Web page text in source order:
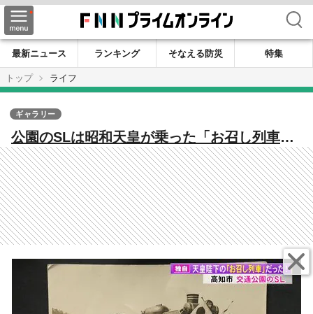
検索
最新ニュース ランキング そなえる防災
特集
トップ
ライフ
公園のSLは昭和天皇が乗った「お召し列車」
だった！ きっかけは1枚の写真 74年の時を
超えて判明した衝撃の事実
ギャラリー